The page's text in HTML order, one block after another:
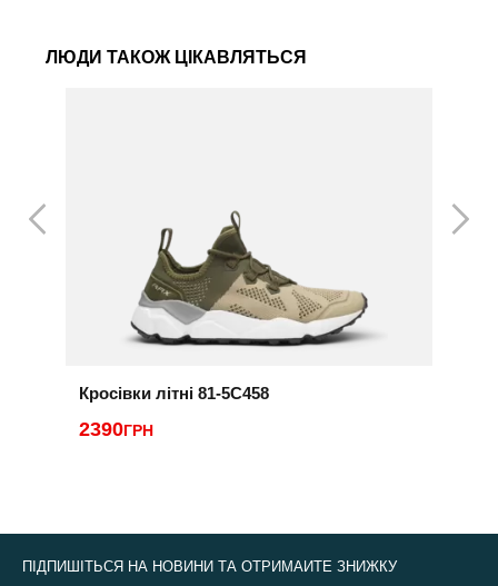
ЛЮДИ ТАКОЖ ЦІКАВЛЯТЬСЯ
Кросівки літні 81-5C458
2390ГРН
ПІДПИШІТЬСЯ НА НОВИНИ ТА ОТРИМАЙТЕ ЗНИЖКУ